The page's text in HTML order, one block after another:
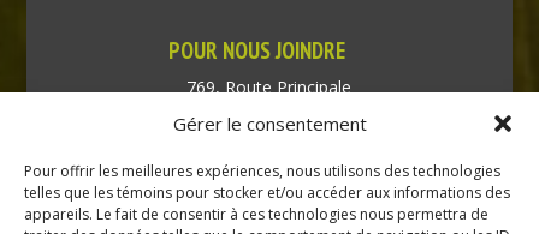
Gérer le consentement
Pour offrir les meilleures expériences, nous utilisons des technologies
telles que les témoins pour stocker et/ou accéder aux informations des
appareils. Le fait de consentir à ces technologies nous permettra de
POUR NOUS JOINDRE
769, Route Principale
Très-Saint-Rédempteur
Téléphone : (450) 451-5203